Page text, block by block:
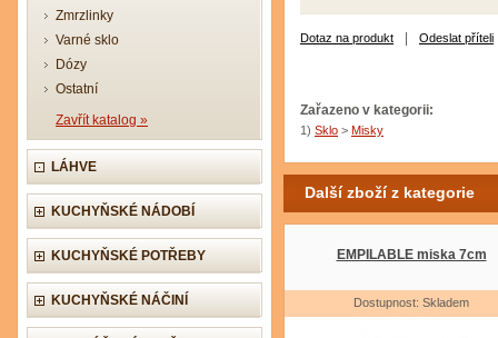
Zmrzlinky
Varné sklo
Dózy
Ostatní
Zavřít katalog »
LÁHVE
KUCHYŇSKÉ NÁDOBÍ
KUCHYŇSKÉ POTŘEBY
KUCHYŇSKÉ NÁČINÍ
Dotaz na produkt Odeslat příteli
Zařazeno v kategorii:
1) Sklo > Misky
Další zboží z kategorie
EMPILABLE miska 7cm
Dostupnost: Skladem